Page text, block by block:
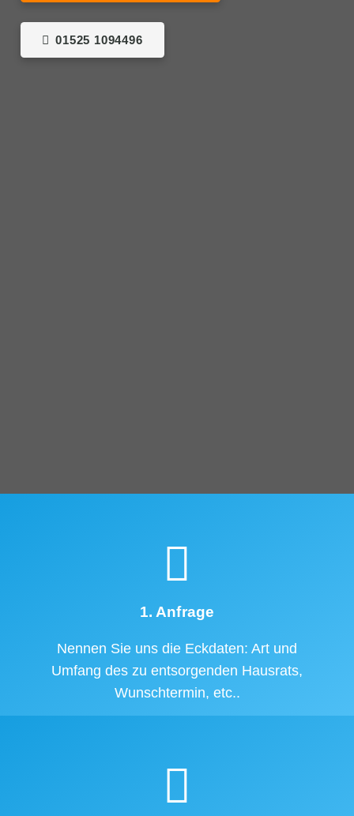
01525 1094496
1. Anfrage
Nennen Sie uns die Eckdaten: Art und
Umfang des zu entsorgenden Hausrats,
Wunschtermin, etc..